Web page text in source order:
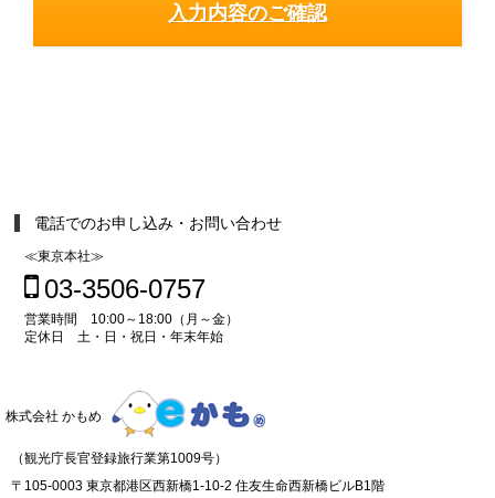
電話でのお申し込み・お問い合わせ
≪東京本社≫
03-3506-0757
営業時間 10:00～18:00（月～金）
定休日 土・日・祝日・年末年始
株式会社 かもめ
（観光庁長官登録旅行業第1009号）
〒105-0003 東京都港区西新橋1-10-2 住友生命西新橋ビルB1階